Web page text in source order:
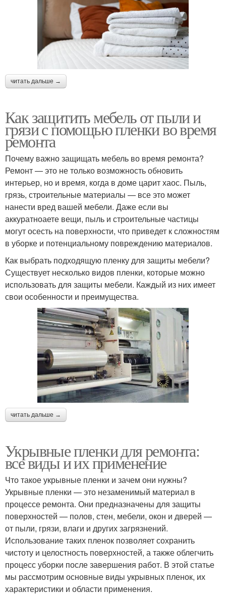
читать дальше →
Как защитить мебель от пыли и
грязи с помощью пленки во время
ремонта
Почему важно защищать мебель во время ремонта?
Ремонт — это не только возможность обновить
интерьер, но и время, когда в доме царит хаос. Пыль,
грязь, строительные материалы — все это может
нанести вред вашей мебели. Даже если вы
аккуратноаете вещи, пыль и строительные частицы
могут осесть на поверхности, что приведет к сложностям
в уборке и потенциальному повреждению материалов.
Как выбрать подходящую пленку для защиты мебели?
Существует несколько видов пленки, которые можно
использовать для защиты мебели. Каждый из них имеет
свои особенности и преимущества.
читать дальше →
Укрывные пленки для ремонта:
все виды и их применение
Что такое укрывные пленки и зачем они нужны?
Укрывные пленки — это незаменимый материал в
процессе ремонта. Они предназначены для защиты
поверхностей — полов, стен, мебели, окон и дверей —
от пыли, грязи, влаги и других загрязнений.
Использование таких пленок позволяет сохранить
чистоту и целостность поверхностей, а также облегчить
процесс уборки после завершения работ. В этой статье
мы рассмотрим основные виды укрывных пленок, их
характеристики и области применения.